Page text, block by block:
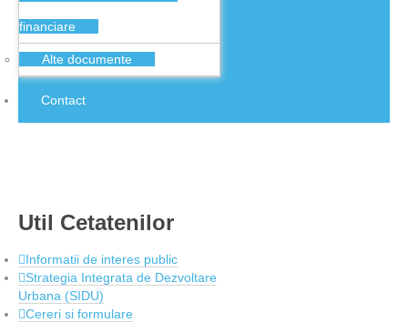
financiare
Alte documente
Contact
Util Cetatenilor
Informatii de interes public
Strategia Integrata de Dezvoltare
Urbana (SIDU)
Cereri si formulare